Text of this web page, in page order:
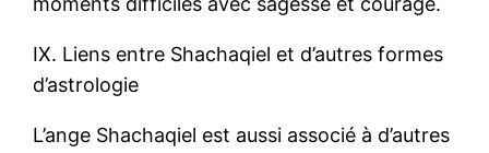
IX. Liens entre Shachaqiel et d’autres formes
d’astrologie
L’ange Shachaqiel est aussi associé à d’autres